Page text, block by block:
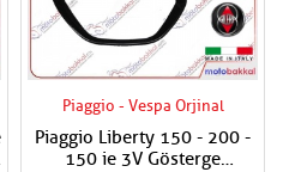
Piaggio - Vespa Orjinal
Piaggio Liberty 150 - 200 -
150 ie 3V Gösterge